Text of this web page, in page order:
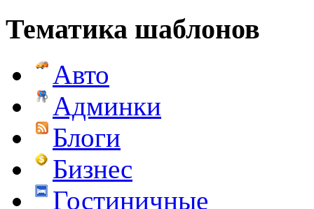
Тематика шаблонов
Авто
Админки
Блоги
Бизнес
Гостиничные